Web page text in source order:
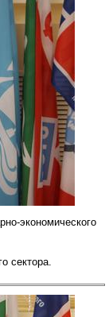
экономического
сектора.